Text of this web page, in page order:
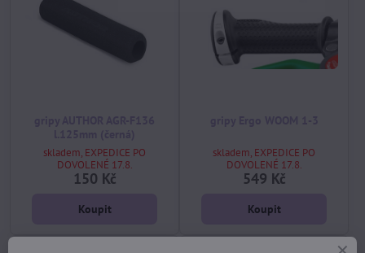
skladem, EXPEDICE PO
DOVOLENÉ 17.8.
150 Kč
Koupit
skladem, EXPEDICE PO
DOVOLENÉ 17.8.
549 Kč
Koupit